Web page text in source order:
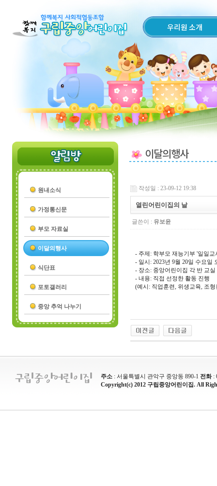
우리원 소개
원내소식
가정통신문
부모 자료실
이달의행사
식단표
포토갤러리
중앙 추억 나누기
이달의행사
작성일 : 23-09-12 19:38
열린어린이집의 날
글쓴이 : 유보윤
- 주제: 학부모 재능기부 '일일교
- 일시: 2023년 9월 20일 수요일
- 장소: 중앙어린이집 각 반 교실
- 내용: 직접 선정한 활동 진행
(예시: 직업훈련, 위생교육, 조
주소 : 서울특별시 관악구 중앙동 890-1 전화:
Copyright(c) 2012 구립중앙어린이집. All